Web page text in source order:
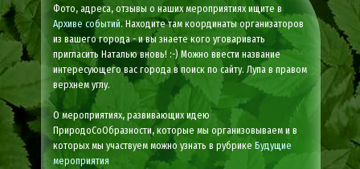
Фото, адреса, отзывы о наших мероприятиях ищите в
Архиве событий. Находите там координаты организаторов
из вашего города - и вы знаете кого уговаривать
пригласить Наталью вновь! :-) Можно ввести название
интересующего вас города в поиск по сайту. Лупа в правом
верхнем углу.
О мероприятиях, развивающих идею
ПриродоСоОбразности, которые мы организовываем и в
которых мы участвуем можно узнать в рубрикеБудущие
мероприятия